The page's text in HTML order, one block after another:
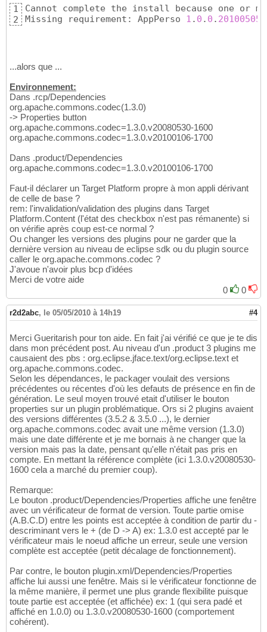
1
2
Cannot complete the install because one or
Missing requirement: AppPerso 1 . 0 . 0 .
...alors que ...
Environnement:
Dans .rcp/Dependencies
org.apache.commons.codec(1.3.0)
-> Properties button
org.apache.commons.codec=1.3.0.v20080530-1600
org.apache.commons.codec=1.3.0.v20100106-1700
Dans .product/Dependencies
org.apache.commons.codec=1.3.0.v20100106-1700
Faut-il déclarer un Target Platform propre à mon appli dérivant
de celle de base ?
rem: l'invalidation/validation des plugins dans Target
Platform.Content (l'état des checkbox n'est pas rémanente) si
on vérifie après coup est-ce normal ?
Ou changer les versions des plugins pour ne garder que la
dernière version au niveau de eclipse sdk ou du plugin source
caller le org.apache.commons.codec ?
J'avoue n'avoir plus bcp d'idées
Merci de votre aide
0
0
r2d2abc, le 05/05/2010 à 14h19 #4
Merci Gueritarish pour ton aide. En fait j'ai vérifié ce que je te dis
dans mon précédent post. Au niveau d'un .product 3 plugins me
causaient des pbs : org.eclipse.jface.text/org.eclipse.text et
org.apache.commons.codec.
Selon les dépendances, le packager voulait des versions
précédentes ou récentes d'où les defauts de présence en fin de
génération. Le seul moyen trouvé etait d'utiliser le bouton
properties sur un plugin problématique. Ors si 2 plugins avaient
des versions différentes (3.5.2 & 3.5.0 ...), le dernier
org.apache.commons.codec avait une même version (1.3.0)
mais une date différente et je me bornais à ne changer que la
version mais pas la date, pensant qu'elle n'était pas pris en
compte. En mettant la référence complète (ici 1.3.0.v20080530-
1600 cela a marché du premier coup).
Remarque:
Le bouton .product/Dependencies/Properties affiche une fenêtre
avec un vérificateur de format de version. Toute partie omise
(A.B.C.D) entre les points est acceptée à condition de partir du -
descriminant vers le + (de D -> A) ex: 1.3.0 est accepté par le
vérificateur mais le noeud affiche un erreur, seule une version
complète est acceptée (petit décalage de fonctionnement).
Par contre, le bouton plugin.xml/Dependencies/Properties
affiche lui aussi une fenêtre. Mais si le vérificateur fonctionne de
la même manière, il permet une plus grande flexibilite puisque
toute partie est acceptée (et affichée) ex: 1 (qui sera padé et
affiché en 1.0.0) ou 1.3.0.v20080530-1600 (comportement
cohérent).